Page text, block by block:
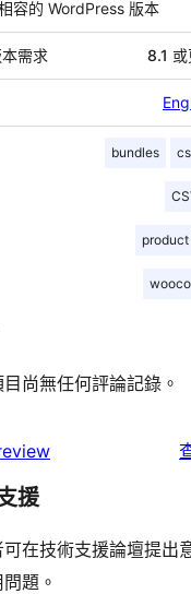
容的 WordPress 版本
需求 8.1
bundles
尚無任何評論記錄。
援
在技術支援論壇提出
題。